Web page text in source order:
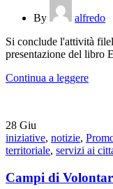
By
alfredo
Si conclude l'attività
presentazione del libro
Continua a leggere
28 Giu
iniziative, notizie,
territoriale, servizi ai
Campi di